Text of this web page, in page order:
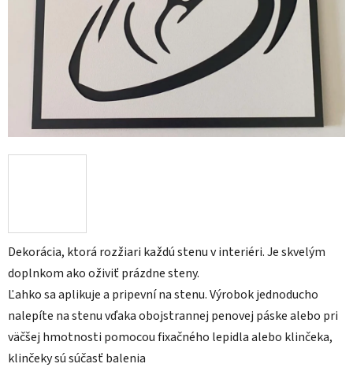
Dekorácia, ktorá rozžiari každú stenu v interiéri. Je skvelým
doplnkom ako oživiť prázdne steny.
Ľahko sa aplikuje a pripevní na stenu.Výrobok jednoducho
nalepíte na stenu vďaka obojstrannej penovej páske alebo pri
väčšej hmotnosti pomocou fixačného lepidla alebo klinčeka,
klinčeky sú súčasť balenia